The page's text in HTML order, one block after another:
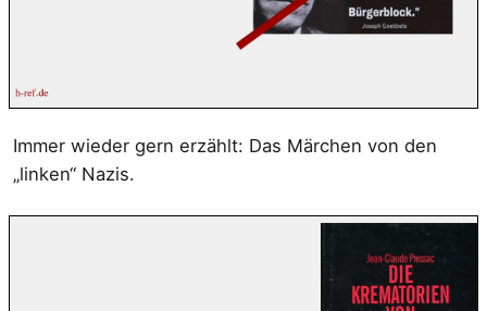
Immer wieder gern erzählt: Das Märchen von den
„linken“ Nazis.